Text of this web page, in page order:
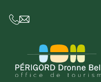
CE LIEN OUVRIRA